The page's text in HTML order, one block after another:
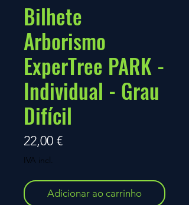
Bilhete
Arborismo
ExperTree PARK -
Individual - Grau
Difícil
22,00 €Preço
IVA incl.
Adicionar ao carrinho